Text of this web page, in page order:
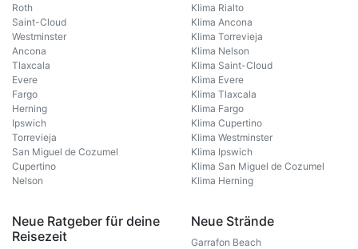
Roth
Saint-Cloud
Westminster
Ancona
Tlaxcala
Evere
Fargo
Herning
Ipswich
Torrevieja
San Miguel de Cozumel
Cupertino
Nelson
Klima Rialto
Klima Ancona
Klima Torrevieja
Klima Nelson
Klima Saint-Cloud
Klima Evere
Klima Tlaxcala
Klima Fargo
Klima Cupertino
Klima Westminster
Klima Ipswich
Klima San Miguel de Cozumel
Klima Herning
Neue Ratgeber für deine
Reisezeit
Neue Strände
Garrafon Beach